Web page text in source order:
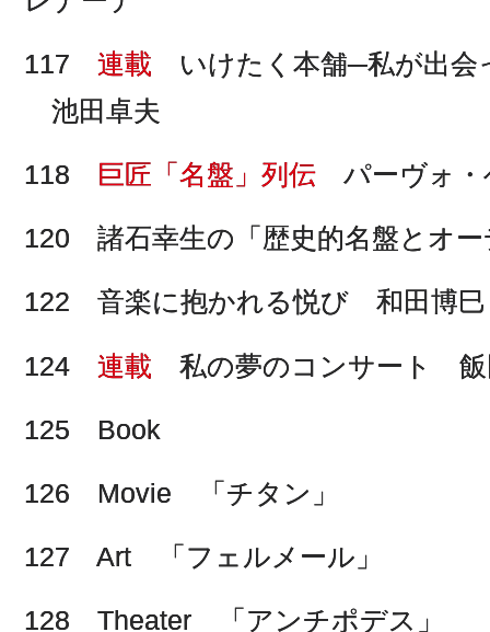
117 連載 いけたく本舗─私が出
池田卓夫
118 巨匠「名盤」列伝 パーヴォ
120 諸石幸生の「歴史的名盤とオー
122 音楽に抱かれる悦び 和田博巳
124 連載 私の夢のコンサート 飯
125 Book
126 Movie 「チタン」
127 Art 「フェルメール」
128 Theater 「アンチポデス」